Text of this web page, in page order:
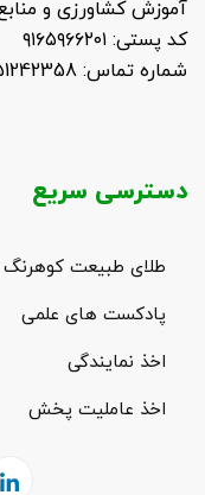
آموزش کشاورزی و
کد پستی: ۹۱۶۵۹۶۶۲۰۱
شماره تماس: 09151242358
دسترسی سریع
طلای طبیعت کوهرنگ
پادکست های علمی
اخذ نمایندگی
اخذ عاملیت پخش